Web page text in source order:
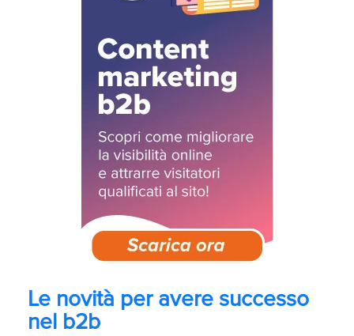
Le novità per avere successo
nel b2b